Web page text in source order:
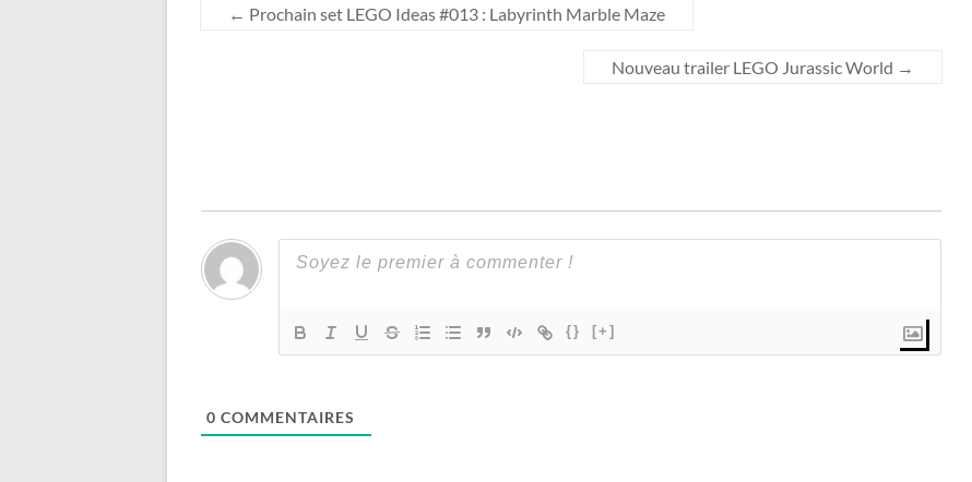
← Prochain set LEGO Ideas #013 : Labyrinth Marble Maze
Nouveau trailer LEGO Jurassic World →
{} [+]
0 COMMENTAIRES